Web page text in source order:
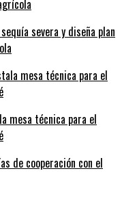
severa y diseña plan
mesa técnica para el